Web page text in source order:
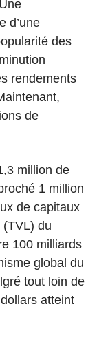
d’une
des
rendements
de
million de
1 million
de capitaux
du
100 milliards
global du
tout loin de
atteint